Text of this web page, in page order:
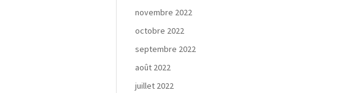
novembre 2022
octobre 2022
septembre 2022
août 2022
juillet 2022